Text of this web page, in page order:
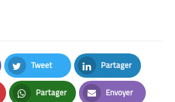
Tweet
Twitter
Partager
LinkedIn
Partager Envoyer